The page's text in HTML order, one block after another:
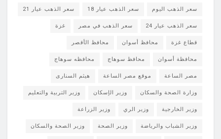
سعر الذهب اليوم سعر الذهب عيار 18 سعر الذهب عيار 21
سعر الذهب عيار 24 سعر الذهب في مصر غزة
قطاع غزة محافظ أسوان محافظ الأقصر
محافظة أسوان محافظ سوهاج محافظه سوهاج
مصر الساعة موقع مصر الساعة هيثم السنارى
وزارة الصحة والسكان وزير الإسكان وزير التربية والتعليم
وزير الخارجية وزير الري وزير الزراعة
وزير الشباب والرياضة وزير الصحة وزير الصحة والسكان